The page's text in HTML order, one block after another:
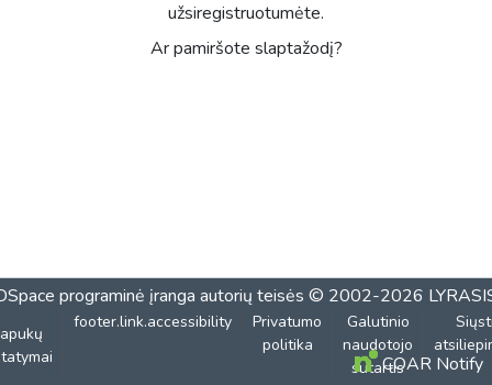
užsiregistruotumėte.
Ar pamiršote slaptažodį?
programinė įranga autorių teisės © 2002-2026
footer.link.accessibility
Privatumo
politika
Galutinio
naudotojo
sutartisCOAR Notify